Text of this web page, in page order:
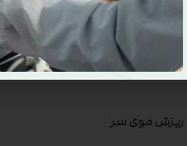
، تغییرات خلقی) ؛
ریزش موی سر